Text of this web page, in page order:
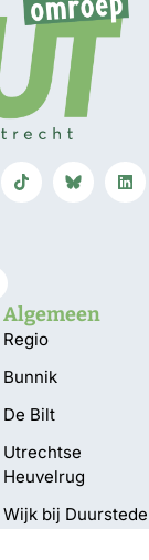
Algemeen
Regio
Bunnik
De Bilt
Utrechtse
Heuvelrug
Wijk bij Duurstede